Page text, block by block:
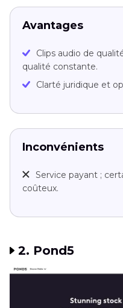
Avantages
Clips audio de
qualité constante.
Clarté juridique et
Inconvénients
Service payant ;
coûteux.
2. Pond5